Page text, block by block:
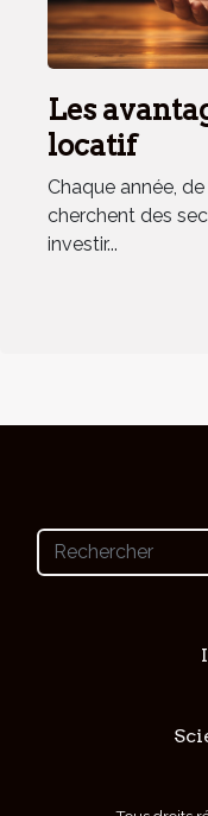
Les
locatif
Chaque année,
cherchent des
investir...